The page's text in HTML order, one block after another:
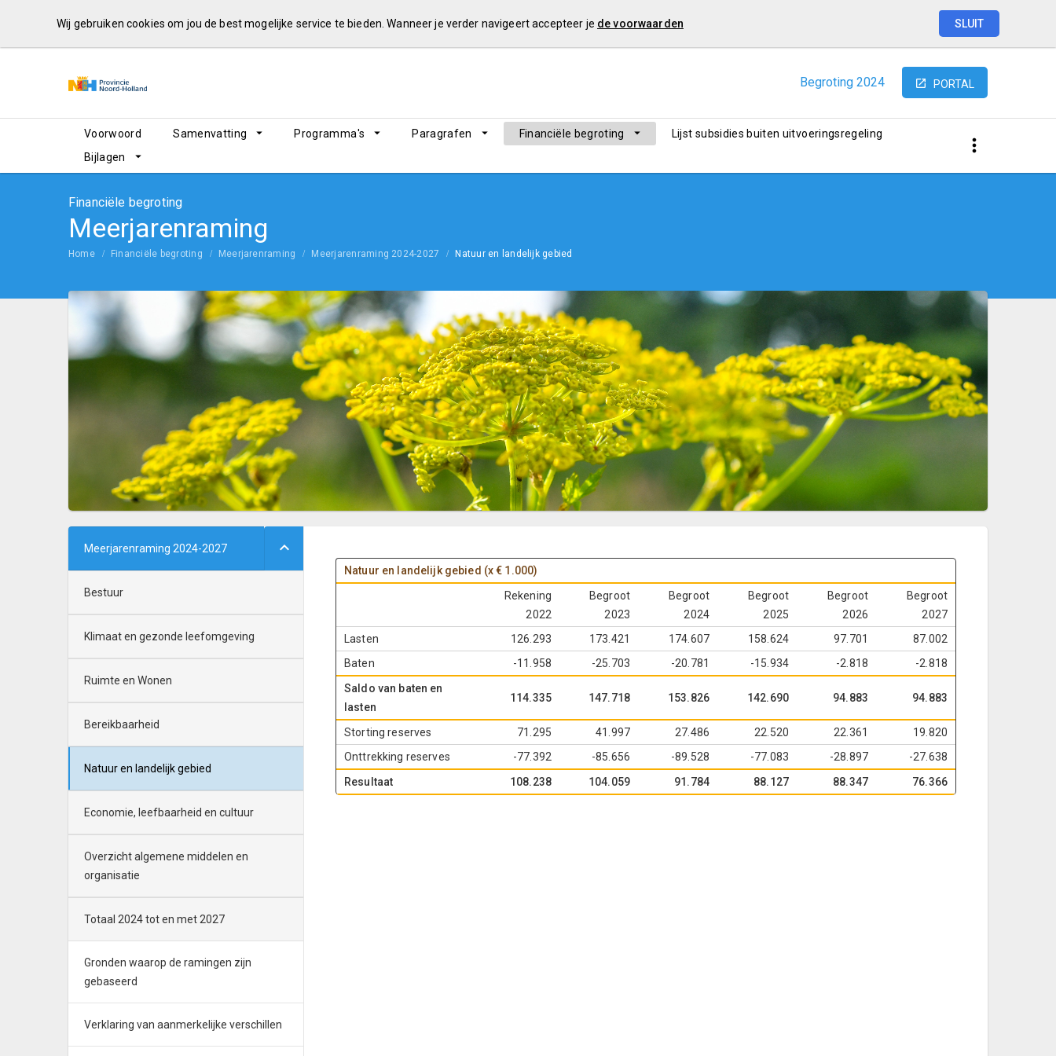
Wij gebruiken cookies om jou de best mogelijke service te bieden. Wanneer je verder navigeert accepteer je de voorwaarden SLUIT
Begroting 2024 PORTAL
Voorwoord Samenvatting Programma's Paragrafen Financiële begroting
Lijst subsidies buiten uitvoeringsregeling
Bijlagen
Financiële begroting
Meerjarenraming
Home Financiële begroting Meerjarenraming Meerjarenraming 2024-2027 Natuur en landelijk gebied
Meerjarenraming 2024-2027
Bestuur
Klimaat en gezonde leefomgeving
Ruimte en Wonen
Bereikbaarheid
Natuur en landelijk gebied
Economie, leefbaarheid en cultuur
Overzicht algemene middelen en
organisatie
Totaal 2024 tot en met 2027
Gronden waarop de ramingen zijn
gebaseerd
Verklaring van aanmerkelijke verschillen
Natuur en landelijk gebied (x € 1.000)
Rekening
2022
Begroot
2023
Begroot
2024
Begroot
2025
Begroot
2026
Begroot
2027
Lasten
126.293 173.421 174.607 158.624 97.701
87.002
Baten
-11.958 -25.703 -20.781 -15.934 -2.818
-2.818
Saldo van baten en
lasten
114.335 147.718 153.826 142.690 94.883 94.883
Storting reserves 71.295 41.997 27.486 22.520 22.361
19.820
Onttrekking reserves
-77.392 -85.656 -89.528 -77.083 -28.897
-27.638
Resultaat
108.238 104.059 91.784 88.127 88.347 76.366